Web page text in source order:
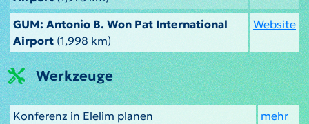
GUM: Antonio B. Won Pat International
Airport (1,998 km)
Website
Werkzeuge
Konferenz in Elelim planen
mehr